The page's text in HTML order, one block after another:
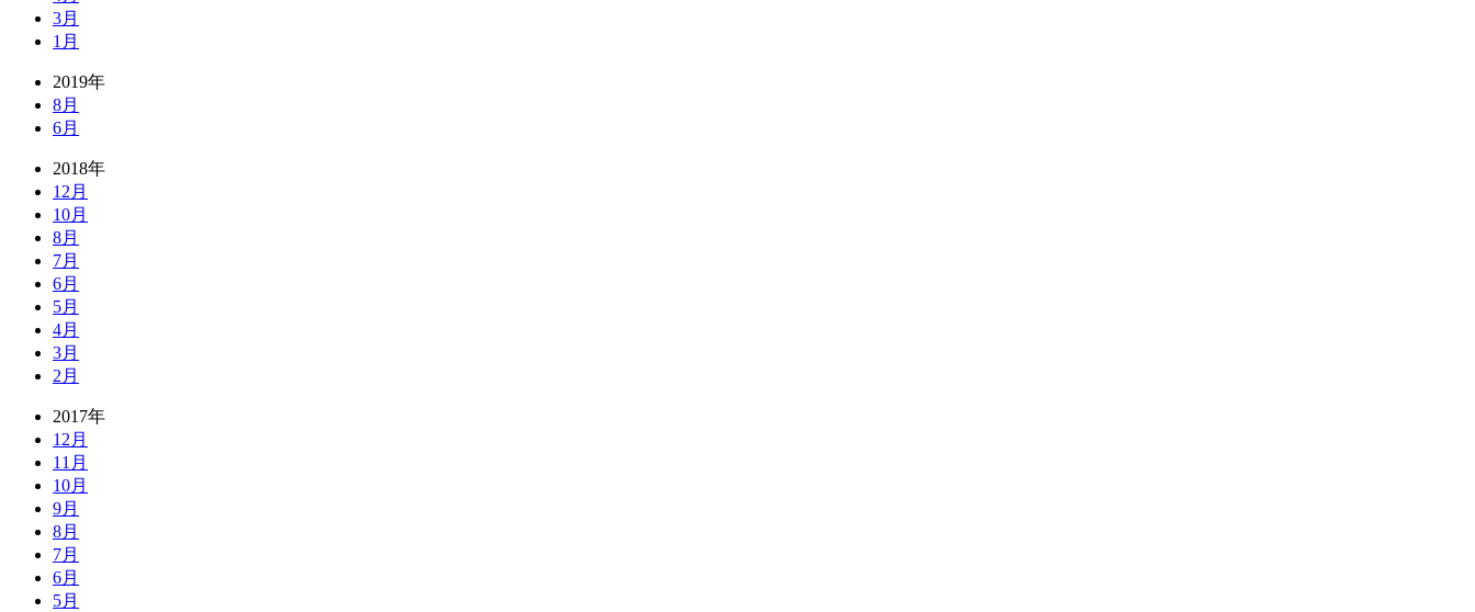
3月
1月
2019年
8月
6月
2018年
12月
10月
8月
7月
6月
5月
4月
3月
2月
2017年
12月
11月
10月
9月
8月
7月
6月
5月